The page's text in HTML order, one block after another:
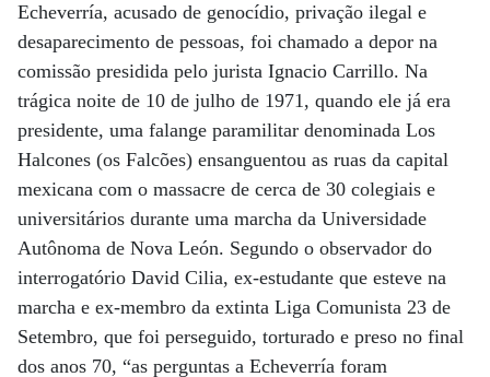
Echeverría, acusado de genocídio, privação ilegal e
desaparecimento de pessoas, foi chamado a depor na
comissão presidida pelo jurista Ignacio Carrillo. Na
trágica noite de 10 de julho de 1971, quando ele já era
presidente, uma falange paramilitar denominada Los
Halcones (os Falcões) ensanguentou as ruas da capital
mexicana com o massacre de cerca de 30 colegiais e
universitários durante uma marcha da Universidade
Autônoma de Nova León. Segundo o observador do
interrogatório David Cilia, ex-estudante que esteve na
marcha e ex-membro da extinta Liga Comunista 23 de
Setembro, que foi perseguido, torturado e preso no final
dos anos 70, “as perguntas a Echeverría foram